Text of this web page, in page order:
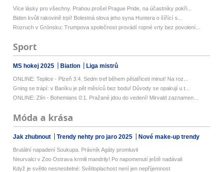
Více lásky pro všechny. Prahou prošel Prague Pride, na účastníky pokři...
Biden kvůli rakovině trpí! Bolestná slova jeho syna Huntera o šířící s...
Rozruch v Grónsku: Trumpova společnost provádí ropné vrty bez povolení...
Sport
MS hokej 2025 Biatlon Liga mistrů
ONLINE: Teplice - Plzeň 3:4. Sedm tref během pětatřiceti minut! Na roz...
Gning se trápí: v Baníku je pět měsíců bez bodu! Důvody se opakují u t...
ONLINE: Zlín - Bohemians 0:1. Pražané jdou do vedení! Mirvald zaznamen...
Móda a krása
Jak zhubnout Trendy nehty pro jaro 2025 Nové make-up trendy
Brutální napadení Soukupa. Právník Agáty promluvil
Neurvalci v Zoo Ostrava krmili mandrily! Po napomenutí ještě nadávali
Když je světlo nesnesitelné: Světloplachost není jen nepříjemnost